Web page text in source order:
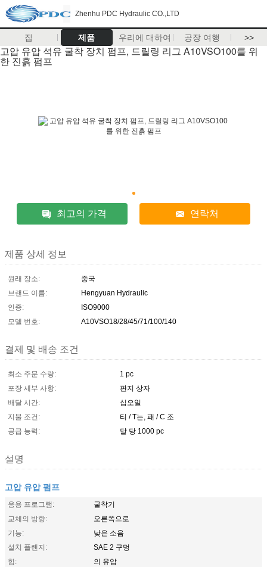
Zhenhu PDC Hydraulic CO.,LTD
집 제품 우리에 대하여 공장 여행 >>
고압 유압 석유 굴착 장치 펌프, 드릴링 리그 A10VSO100를 위
한 진흙 펌프
최고의 가격 연락처
제품 상세 정보
원래 장소:
중국
브랜드 이름:
Hengyuan Hydraulic
인증:
ISO9000
모델 번호:
A10VSO18/28/45/71/100/140
결제 및 배송 조건
최소 주문 수량:
1 pc
포장 세부 사항:
판지 상자
배달 시간:
십오일
지불 조건:
티 / T는, 패 / C 조
공급 능력:
달 당 1000 pc
설명
고압 유압 펌프
응용 프로그램:
굴착기
교체의 방향:
오른쪽으로
기능:
낮은 소음
설치 플랜지:
SAE 2 구멍
힘:
의 유압